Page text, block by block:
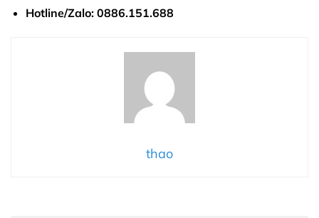
Hotline/Zalo: 0886.151.688
thao